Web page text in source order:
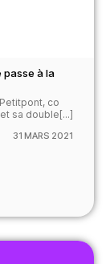
passe à la
co
sa double[...]
31 MARS 2021